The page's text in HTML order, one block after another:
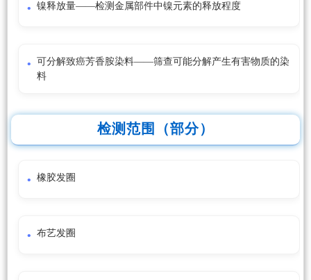
镍释放量——检测金属部件中镍元素的释放程度
可分解致癌芳香胺染料——筛查可能分解产生有害物质的染
料
检测范围（部分）
橡胶发圈
布艺发圈